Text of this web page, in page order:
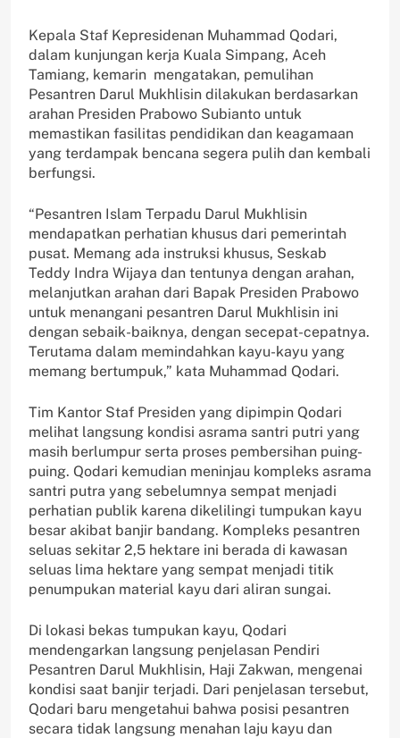
Kepala Staf Kepresidenan Muhammad Qodari,
dalam kunjungan kerja Kuala Simpang, Aceh
Tamiang, kemarin mengatakan, pemulihan
Pesantren Darul Mukhlisin dilakukan berdasarkan
arahan Presiden Prabowo Subianto untuk
memastikan fasilitas pendidikan dan keagamaan
yang terdampak bencana segera pulih dan kembali
berfungsi.
“Pesantren Islam Terpadu Darul Mukhlisin
mendapatkan perhatian khusus dari pemerintah
pusat. Memang ada instruksi khusus, Seskab
Teddy Indra Wijaya dan tentunya dengan arahan,
melanjutkan arahan dari Bapak Presiden Prabowo
untuk menangani pesantren Darul Mukhlisin ini
dengan sebaik-baiknya, dengan secepat-cepatnya.
Terutama dalam memindahkan kayu-kayu yang
memang bertumpuk,” kata Muhammad Qodari.
Tim Kantor Staf Presiden yang dipimpin Qodari
melihat langsung kondisi asrama santri putri yang
masih berlumpur serta proses pembersihan puing-
puing. Qodari kemudian meninjau kompleks asrama
santri putra yang sebelumnya sempat menjadi
perhatian publik karena dikelilingi tumpukan kayu
besar akibat banjir bandang. Kompleks pesantren
seluas sekitar 2,5 hektare ini berada di kawasan
seluas lima hektare yang sempat menjadi titik
penumpukan material kayu dari aliran sungai.
Di lokasi bekas tumpukan kayu, Qodari
mendengarkan langsung penjelasan Pendiri
Pesantren Darul Mukhlisin, Haji Zakwan, mengenai
kondisi saat banjir terjadi. Dari penjelasan tersebut,
Qodari baru mengetahui bahwa posisi pesantren
secara tidak langsung menahan laju kayu dan